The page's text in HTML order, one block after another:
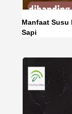
Manfaat
Sapi